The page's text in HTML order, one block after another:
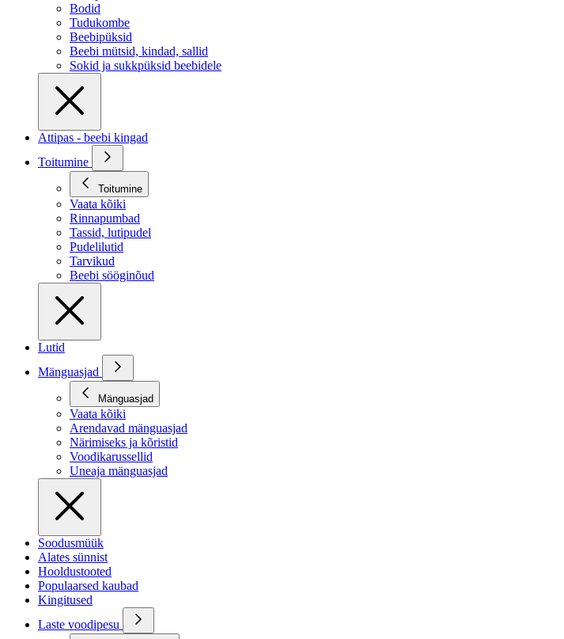
Bodid
Tudukombe
Beebipüksid
Beebi mütsid, kindad, sallid
Sokid ja sukkpüksid beebidele
Attipas - beebi kingad
Toitumine
Toitumine
Vaata kõiki
Rinnapumbad
Tassid, lutipudel
Pudelilutid
Tarvikud
Beebi sööginõud
Lutid
Mänguasjad
Mänguasjad
Vaata kõiki
Arendavad mänguasjad
Närimiseks ja kõristid
Voodikarussellid
Uneaja mänguasjad
Soodusmüük
Alates sünnist
Hooldustooted
Populaarsed kaubad
Kingitused
Laste voodipesu